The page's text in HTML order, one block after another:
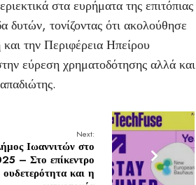
στα ευρήματα της επιτόπιας
δυτών, τονίζοντας ότι ακολούθησε
την Περιφέρεια Ηπείρου
εύρεση χρηματοδότησης αλλά και
Next:
Ιωαννιτών στο
– Στο επίκεντρο
και η